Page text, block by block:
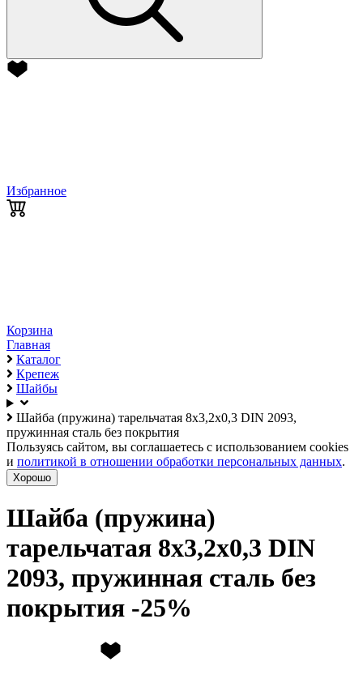
Избранное
Корзина
Главная
Каталог
Крепеж
Шайбы
Шайба (пружина) тарельчатая 8х3,2х0,3 DIN 2093,
пружинная сталь без покрытия
Пользуясь сайтом, вы соглашаетесь с использованием cookies
и политикой в отношении обработки персональных данных.
Хорошо
Шайба (пружина)
тарельчатая 8х3,2х0,3 DIN
2093, пружинная сталь без
покрытия